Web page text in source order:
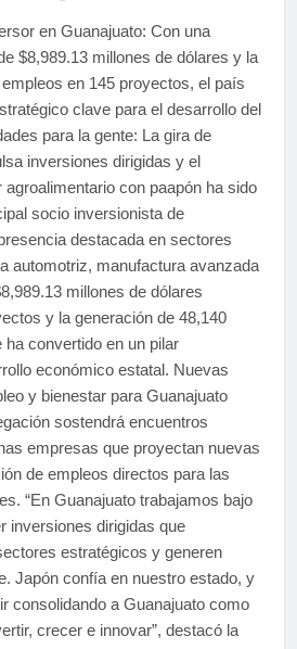
en Guanajuato: Con una
$8,989.13 millones de dólares y la
en 145 proyectos, el país
clave para el desarrollo del
para la gente: La gira de
inversiones dirigidas y el
con paapón ha sido
socio inversionista de
destacada en sectores
automotriz, manufactura avanzada
millones de dólares
y la generación de 48,140
convertido en un pilar
económico estatal. Nuevas
y bienestar para Guanajuato
sostendrá encuentros
empresas que proyectan nuevas
de empleos directos para las
“En Guanajuato trabajamos bajo
inversiones dirigidas que
estratégicos y generen
Japón confía en nuestro estado, y
consolidando a Guanajuato como
crecer e innovar”, destacó la